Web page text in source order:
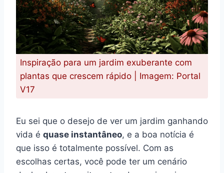
Inspiração para um jardim exuberante com
plantas que crescem rápido | Imagem: Portal
V17
Eu sei que o desejo de ver um jardim ganhando
vida é quase instantâneo, e a boa notícia é
que isso é totalmente possível. Com as
escolhas certas, você pode ter um cenário